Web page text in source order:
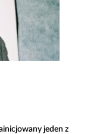
jeden z